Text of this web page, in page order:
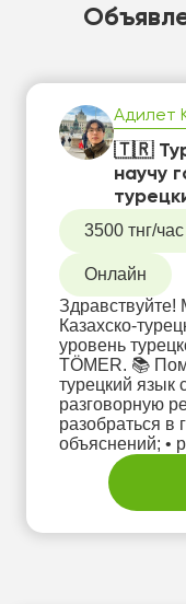
Адилет
🇹🇷
научу
3500 тнг/час
Онлайн
Здравствуйте!
Казахско-
уровень
TÖMER. 📚 Помогу вам: • начать изучать
турецкий язык
разговорную
разобраться в
объяснений; •